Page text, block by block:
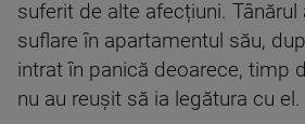
suferit de alte afecțiuni.
suflare în apartamentul său,
intrat în panică deoarece, timp
nu au reușit să ia legătura cu el.